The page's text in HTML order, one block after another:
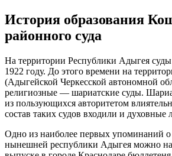
История образования
районного суда
На территории Республики Адыгея
1922 году. До этого времени на
(Адыгейской Черкесской автономной
религиозные — шариатские суды.
из пользующихся авторитетом
состав таких судов входили и духовные
Одно из наиболее первых упоминаний о
нынешней республики Адыгея можно